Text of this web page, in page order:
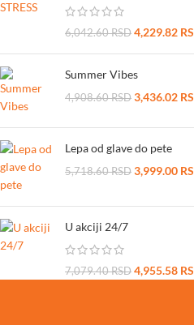
6,042.60RSD 4,229.82
Summer Vibes
4,908.60RSD 3,436.02
Lepa od glave do pete
5,718.60RSD 3,999.00
U akciji 24/7
7,079.40RSD 4,955.58